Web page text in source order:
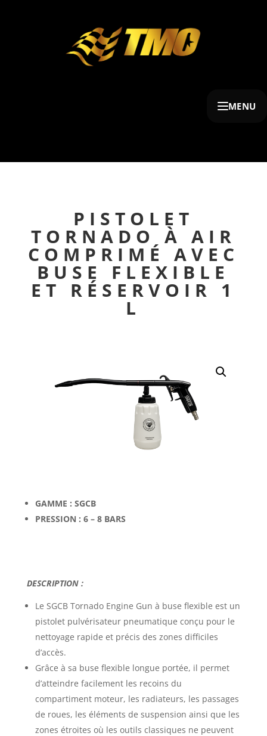
MENU
PISTOLET
TORNADO À AIR
COMPRIMÉ AVEC
BUSE FLEXIBLE
ET RÉSERVOIR 1
L
GAMME : SGCB
PRESSION : 6 – 8 BARS
DESCRIPTION :
Le SGCB Tornado Engine Gun à buse flexible est un
pistolet pulvérisateur pneumatique conçu pour le
nettoyage rapide et précis des zones difficiles
d’accès.
Grâce à sa buse flexible longue portée, il permet
d’atteindre facilement les recoins du
compartiment moteur, les radiateurs, les passages
de roues, les éléments de suspension ainsi que les
zones étroites où les outils classiques ne peuvent